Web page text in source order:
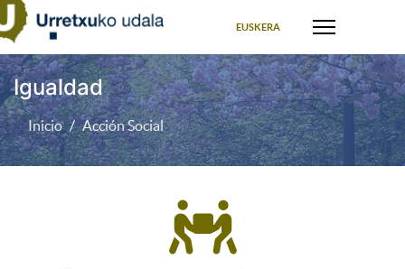
EUSKERA
Igualdad
Inicio Acción Social
carry